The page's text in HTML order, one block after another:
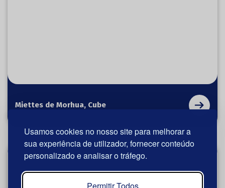
Usamos cookies no nosso site para melhorar a
sua experiência de utilizador, fornecer conteúdo
personalizado e analisar o tráfego.
Miettes de Morhua, Cube